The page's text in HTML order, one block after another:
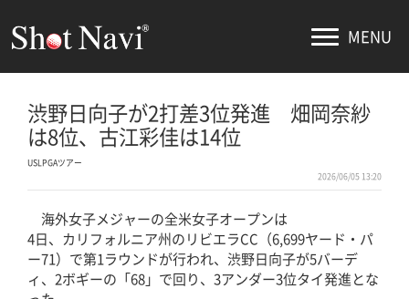
MENU
渋野日向子が2打差3位発進 畑岡奈紗
は8位、古江彩佳は14位
USLPGAツアー
2026/06/05 13:20
海外女子メジャーの全米女子オープンは
4日、カリフォルニア州のリビエラCC（6,699ヤード・パ
ー71）で第1ラウンドが行われ、渋野日向子が5バーデ
ィ、2ボギーの「68」で回り、3アンダー3位タイ発進とな